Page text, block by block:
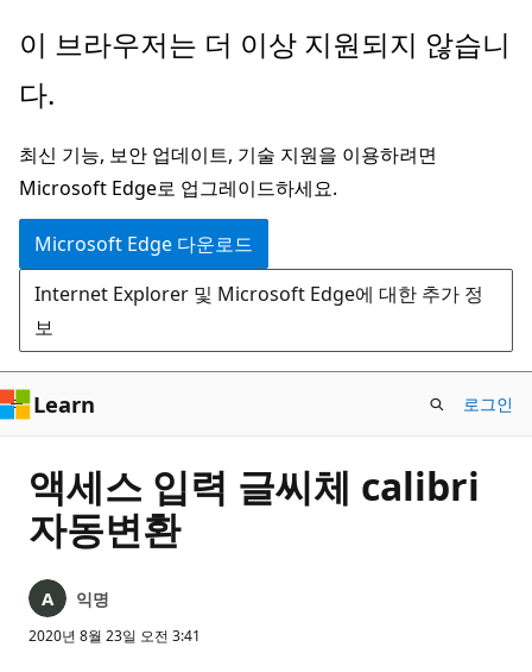
주
콘
츠
로
건
너
뛰
기
이 브라우저는 더 이상 지원되지 않습니
다.
최신 기능, 보안 업데이트, 기술 지원을 이용하려면
Microsoft Edge로 업그레이드하세요.
Microsoft Edge 다운로드
Internet Explorer 및 Microsoft Edge에 대한 추가 정
보
Learn 로그인
액세스 입력 글씨체 calibri
자동변환
익명
2020년 8월 23일 오전 3:41